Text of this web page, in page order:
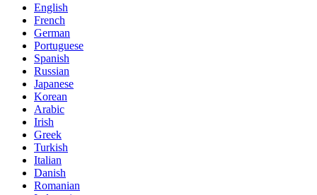
English
French
German
Portuguese
Spanish
Russian
Japanese
Korean
Arabic
Irish
Greek
Turkish
Italian
Danish
Romanian